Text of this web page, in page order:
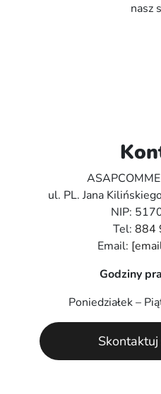
nasz
ul. PL. Jana
NIP:
Tel: 884
Email:
Godziny
Poniedziałek –